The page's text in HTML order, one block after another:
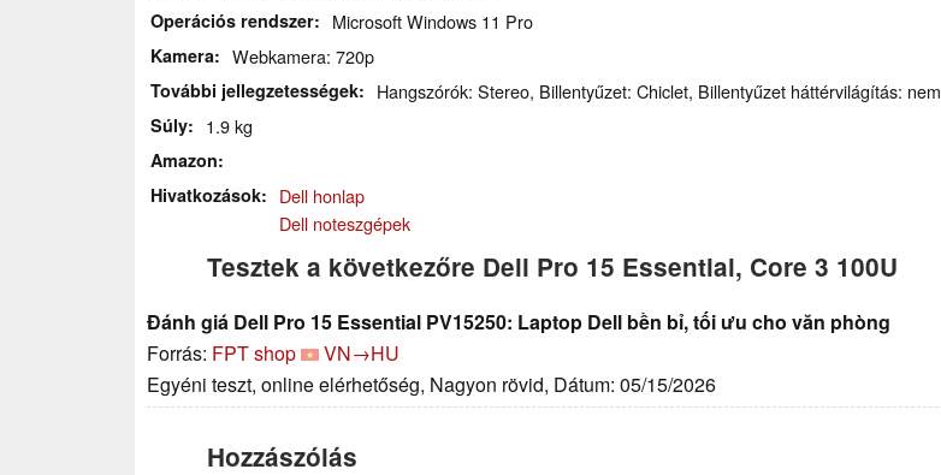
Operációs rendszer Microsoft Windows 11 Pro
Kamera Webkamera: 720p
További jellegzetességek Hangszórók: Stereo, Billentyűzet: Chiclet, Billentyűzet háttérvilágítás: nem
Súly 1.9 kg
Amazon
Hivatkozások
Dell honlap
Dell noteszgépek
Tesztek a következőre Dell Pro 15 Essential, Core 3 100U
Đánh giá Dell Pro 15 Essential PV15250: Laptop Dell bền bỉ, tối ưu cho văn phòng
Forrás: FPT shop
VN→HU
Egyéni teszt, online elérhetőség, Nagyon rövid, Dátum: 05/15/2026
Hozzászólás